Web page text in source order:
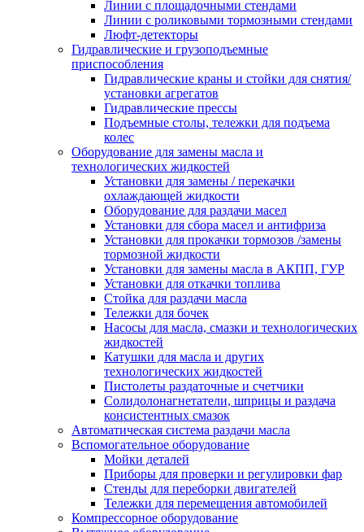
Линии с площадочными стендами
Линии с роликовыми тормозными стендами
Люфт-детекторы
Гидравлические и грузоподъемные
приспособления
Гидравлические краны и стойки для снятия/
установки агрегатов
Гидравлические прессы
Подъемные столы, тележки для подъема
колес
Оборудование для замены масла и
технологических жидкостей
Установки для замены / перекачки
охлаждающей жидкости
Оборудование для раздачи масел
Установки для сбора масел и антифриза
Установки для прокачки тормозов /замены
тормозной жидкости
Установки для замены масла в АКПП, ГУР
Установки для откачки топлива
Стойка для раздачи масла
Тележки для бочек
Насосы для масла, смазки и технологических
жидкостей
Катушки для масла и других
технологических жидкостей
Пистолеты раздаточные и счетчики
Солидолонагнетатели, шприцы и раздача
консистентных смазок
Автоматическая система раздачи масла
Вспомогательное оборудование
Мойки деталей
Приборы для проверки и регулировки фар
Стенды для переборки двигателей
Тележки для перемещения автомобилей
Компрессорное оборудование